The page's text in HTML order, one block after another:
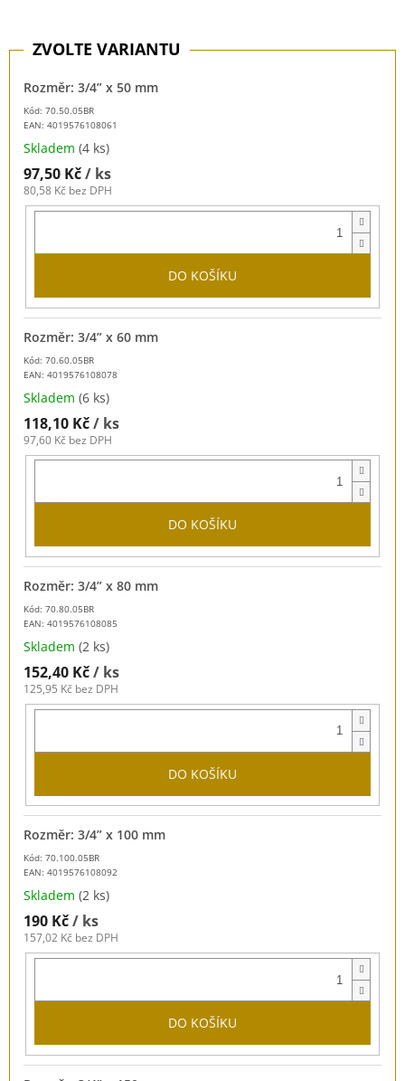
Kód: 70.50.05BR
EAN: 4019576108061
Rozměr: 3/4” x 50 mm
Skladem (4 ks)
97,50 Kč/ ks
80,58 Kč bez DPH
DO KOŠÍKU
Kód: 70.60.05BR
EAN: 4019576108078
Rozměr: 3/4” x 60 mm
Skladem (6 ks)
118,10 Kč/ ks
97,60 Kč bez DPH
DO KOŠÍKU
Kód: 70.80.05BR
EAN: 4019576108085
Rozměr: 3/4” x 80 mm
Skladem (2 ks)
152,40 Kč/ ks
125,95 Kč bez DPH
DO KOŠÍKU
Kód: 70.100.05BR
EAN: 4019576108092
Rozměr: 3/4” x 100 mm
Skladem (2 ks)
190 Kč/ ks
157,02 Kč bez DPH
DO KOŠÍKU